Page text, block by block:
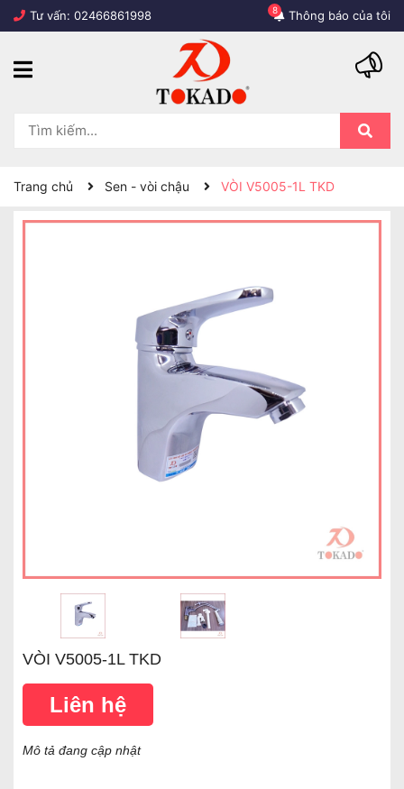
Tư vấn: 02466861998 Thông báo của tôi
8
Trang chủ Sen - vòi chậu VÒI V5005-1L TKD
VÒI V5005-1L TKD
Liên hệ
Mô tả đang cập nhật